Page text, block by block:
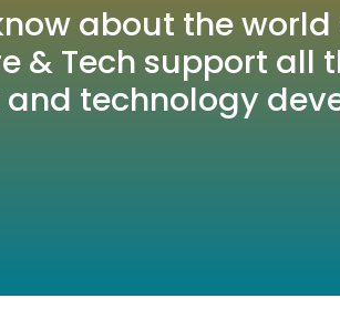
about the
& Tech support all
technology